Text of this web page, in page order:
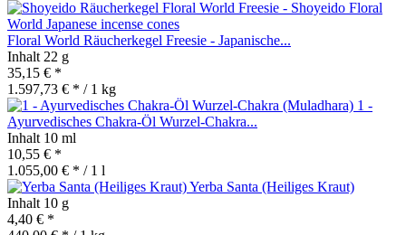
Floral World Räucherkegel Freesie - Japanische...
Inhalt 22 g
35,15 € *
1.597,73 € * / 1 kg
1 -
Ayurvedisches Chakra-Öl Wurzel-Chakra...
Inhalt 10 ml
10,55 € *
1.055,00 € * / 1 l
Yerba Santa (Heiliges Kraut)
Inhalt 10 g
4,40 € *